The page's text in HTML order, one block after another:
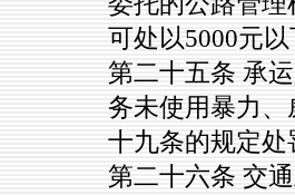
可处以5000元
第二十五条 承
务未使用暴力
十九条的规定
第二十六条 交